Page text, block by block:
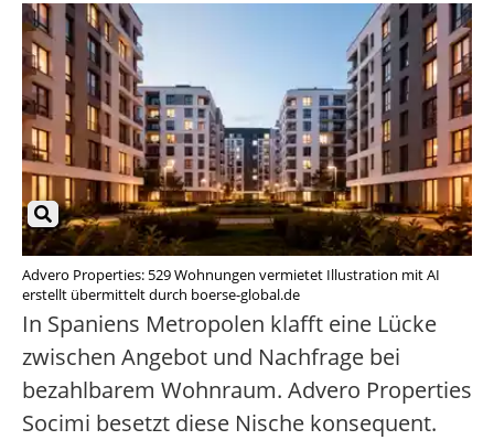
Advero Properties: 529 Wohnungen vermietet Illustration mit AI
erstellt übermittelt durch boerse-global.de
In Spaniens Metropolen klafft eine Lücke
zwischen Angebot und Nachfrage bei
bezahlbarem Wohnraum. Advero Properties
Socimi besetzt diese Nische konsequent.